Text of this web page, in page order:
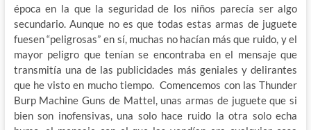
época en la que la seguridad de los niños parecía ser algo
secundario. Aunque no es que todas estas armas de juguete
fuesen “peligrosas” en sí, muchas no hacían más que ruido, y el
mayor peligro que tenían se encontraba en el mensaje que
transmitía una de las publicidades más geniales y delirantes
que he visto en mucho tiempo. Comencemos con las Thunder
Burp Machine Guns de Mattel, unas armas de juguete que si
bien son inofensivas, una solo hace ruido la otra solo echa